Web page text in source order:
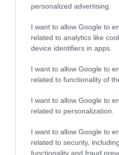
personalized advertising.
I want to allow Google to
related to analytics like
device identifiers in apps.
I want to allow Google to
related to functionality of
I want to allow Google to
related to personalization.
I want to allow Google to
related to security,
functionality and fraud